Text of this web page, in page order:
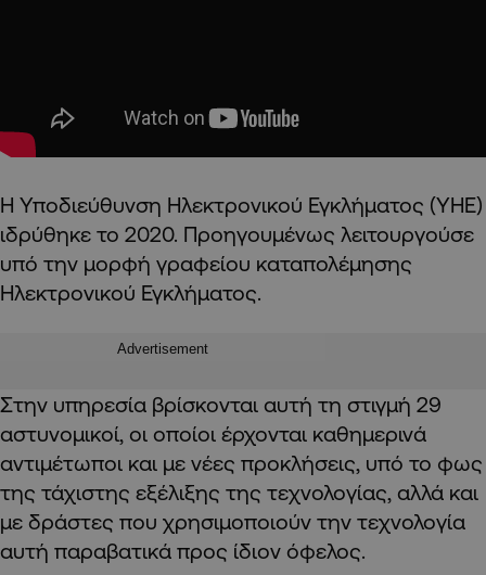
Η Υποδιεύθυνση Ηλεκτρονικού Εγκλήματος (ΥΗΕ)
ιδρύθηκε το 2020. Προηγουμένως λειτουργούσε
υπό την μορφή γραφείου καταπολέμησης
Ηλεκτρονικού Εγκλήματος.
Advertisement
Στην υπηρεσία βρίσκονται αυτή τη στιγμή 29
αστυνομικοί, οι οποίοι έρχονται καθημερινά
αντιμέτωποι και με νέες προκλήσεις, υπό το φως
της τάχιστης εξέλιξης της τεχνολογίας, αλλά και
με δράστες που χρησιμοποιούν την τεχνολογία
αυτή παραβατικά προς ίδιον όφελος.